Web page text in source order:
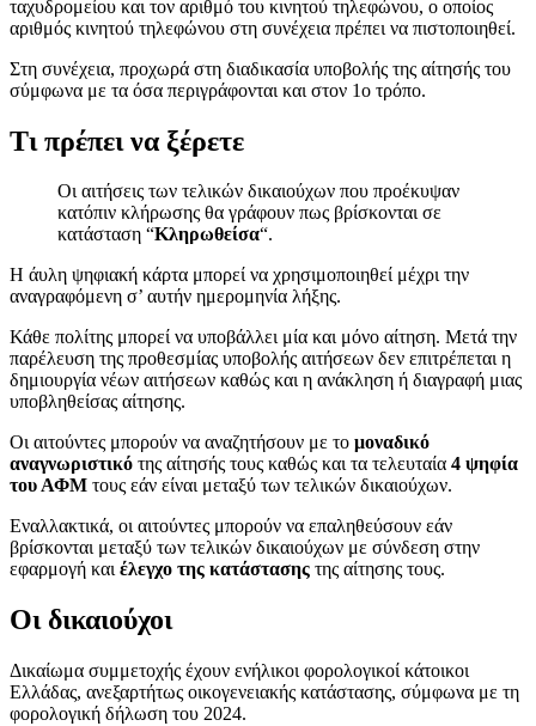
ταχυδρομείου και τον αριθμό του κινητού τηλεφώνου, ο οποίος
αριθμός κινητού τηλεφώνου στη συνέχεια πρέπει να πιστοποιηθεί.
Στη συνέχεια, προχωρά στη διαδικασία υποβολής της αίτησής του
σύμφωνα με τα όσα περιγράφονται και στον 1ο τρόπο.
Τι πρέπει να ξέρετε
Οι αιτήσεις των τελικών δικαιούχων που προέκυψαν
κατόπιν κλήρωσης θα γράφουν πως βρίσκονται σε
κατάσταση “Κληρωθείσα“.
Η άυλη ψηφιακή κάρτα μπορεί να χρησιμοποιηθεί μέχρι την
αναγραφόμενη σ’ αυτήν ημερομηνία λήξης.
Κάθε πολίτης μπορεί να υποβάλλει μία και μόνο αίτηση. Μετά την
παρέλευση της προθεσμίας υποβολής αιτήσεων δεν επιτρέπεται η
δημιουργία νέων αιτήσεων καθώς και η ανάκληση ή διαγραφή μιας
υποβληθείσας αίτησης.
Οι αιτούντες μπορούν να αναζητήσουν με το μοναδικό
αναγνωριστικό της αίτησής τους καθώς και τα τελευταία 4 ψηφία
του ΑΦΜ τους εάν είναι μεταξύ των τελικών δικαιούχων.
Εναλλακτικά, οι αιτούντες μπορούν να επαληθεύσουν εάν
βρίσκονται μεταξύ των τελικών δικαιούχων με σύνδεση στην
εφαρμογή καιέλεγχο της κατάστασης της αίτησης τους.
Οι δικαιούχοι
Δικαίωμα συμμετοχής έχουν ενήλικοι φορολογικοί κάτοικοι
Ελλάδας, ανεξαρτήτως οικογενειακής κατάστασης, σύμφωνα με τη
φορολογική δήλωση του 2024.